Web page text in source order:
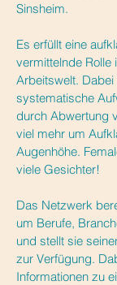
Sinsheim.
Es erfüllt eine
vermittelnde Rolle
Arbeitswelt.
systematische
durch Abwertung
viel mehr um
Augenhöhe.
viele Gesichter!
Das Netzwerk
um Berufe,
und stellt sie
zur Verfügung.
Informationen zu